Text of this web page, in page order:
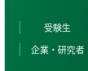
受験生
企業・研究者